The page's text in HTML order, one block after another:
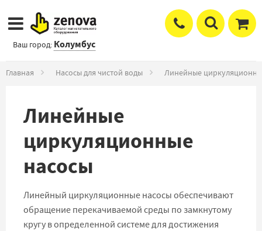
Ваш город: Колумбус
Главная Насосы для чистой воды Линейные
Линейные
циркуляционные
насосы
Линейный циркуляционные насосы обеспечивают
обращение перекачиваемой среды по замкнутому
кругу в определенной системе для достижения